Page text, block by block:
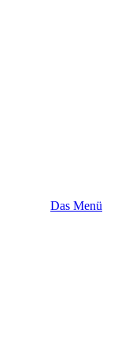
Das Menü